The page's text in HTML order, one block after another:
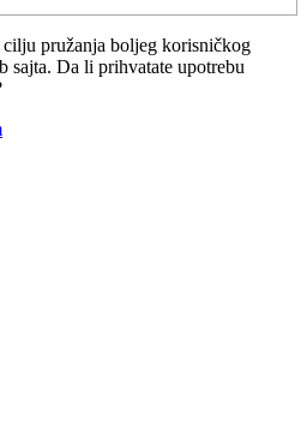
pružanja boljeg korisničkog
sajta. Da li prihvatate upotrebu